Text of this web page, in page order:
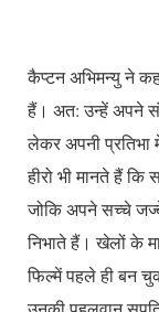
कैप्टन अभिमन्यु ने
हैं। अत: उन्हें अपने
लेकर अपनी प्रतिभा
हीरो भी मानते हैं कि
जोकि अपने सच्चे
निभाते हैं। खेलों के
फिल्में पहले ही बन